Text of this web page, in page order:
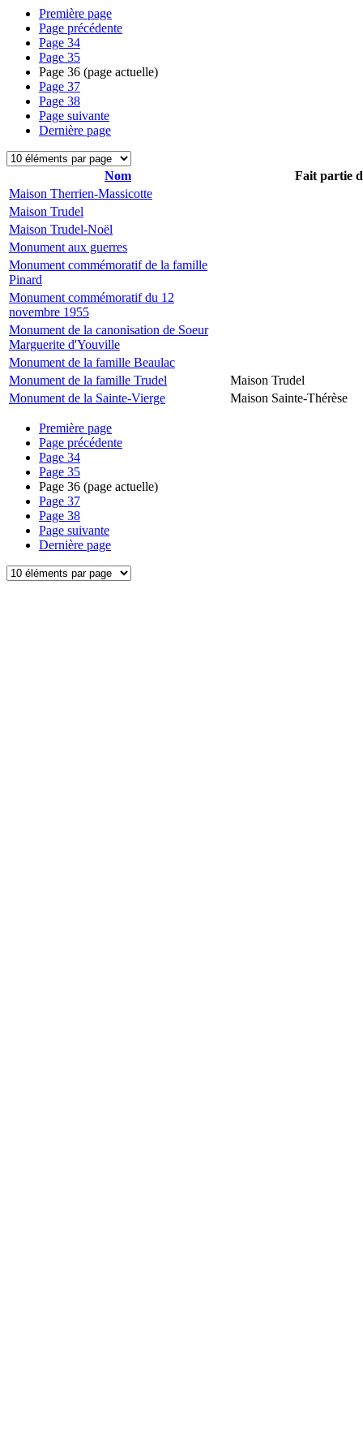
Première page
Page précédente
Page 34
Page 35
Page 36 (page actuelle)
Page 37
Page 38
Page suivante
Dernière page
Nom
Fait partie
Maison Therrien-Massicotte
Maison Trudel
Maison Trudel-Noël
Monument aux guerres
Monument commémoratif de la famille
Pinard
Monument commémoratif du 12
novembre 1955
Monument de la canonisation de Soeur
Marguerite d'Youville
Monument de la famille Beaulac
Monument de la famille Trudel
Maison Trudel
Monument de la Sainte-Vierge
Maison Sainte-Thérèse
Première page
Page précédente
Page 34
Page 35
Page 36 (page actuelle)
Page 37
Page 38
Page suivante
Dernière page